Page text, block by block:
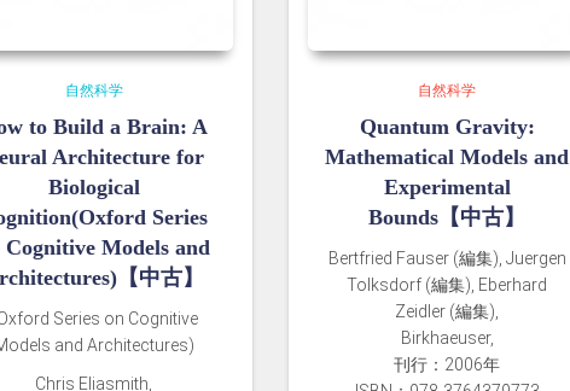
自然科学
to Build a Brain: A
Architecture for
Biological
Series
Cognitive Models and
【中古】
Series on Cognitive
and Architectures)
Chris Eliasmith,
自然科学
Quantum Gravity:
Mathematical Models and
Experimental
Bounds【中古】
Bertfried Fauser (編集), Juergen
Tolksdorf (編集), Eberhard
Zeidler (編集),
Birkhaeuser,
刊行：2006年